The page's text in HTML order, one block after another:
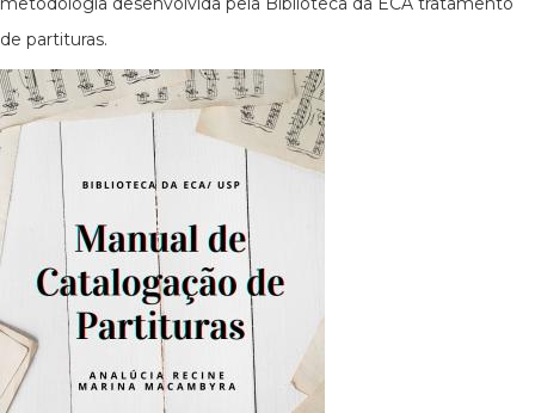
de partituras.